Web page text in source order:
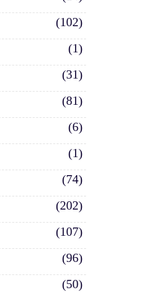
(102)
(1)
(31)
(81)
(6)
(1)
(74)
(202)
(107)
(96)
(50)